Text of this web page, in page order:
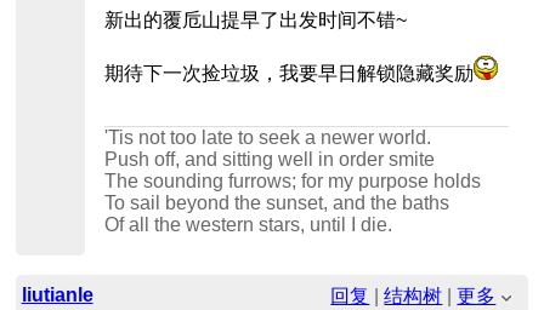
新出的覆卮山提早了出发时间不错~
期待下一次捡垃圾，我要早日解锁隐藏奖励
'Tis not too late to seek a newer world.
Push off, and sitting well in order smite
The sounding furrows; for my purpose holds
To sail beyond the sunset, and the baths
Of all the western stars, until I die.
liutianle 回复 |结构树 |更多